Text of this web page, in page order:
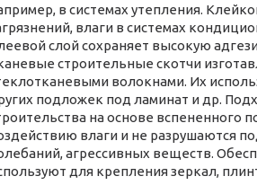
в системах утепления.
влаги в системах
слой сохраняет высокую
строительные скотчи
волокнами. Их
подложек под ламинат и др.
на основе вспененного
влаги и не разрушаются
агрессивных веществ.
для крепления зеркал,